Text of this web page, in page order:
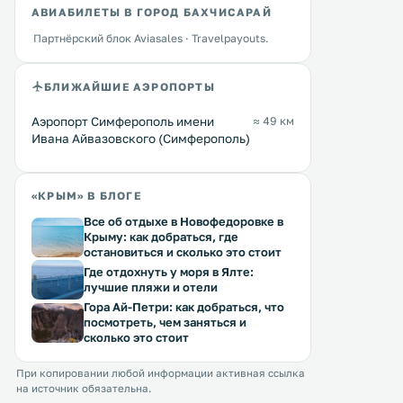
АВИАБИЛЕТЫ В ГОРОД БАХЧИСАРАЙ
Партнёрский блок Aviasales · Travelpayouts.
БЛИЖАЙШИЕ АЭРОПОРТЫ
Аэропорт Симферополь имени
Ивана Айвазовского (Симферополь)
≈ 49 км
«КРЫМ» В БЛОГЕ
Все об отдыхе в Новофедоровке в
Крыму: как добраться, где
остановиться и сколько это стоит
Где отдохнуть у моря в Ялте:
лучшие пляжи и отели
Гора Ай-Петри: как добраться, что
посмотреть, чем заняться и
сколько это стоит
При копировании любой информации активная ссылка
на источник обязательна.